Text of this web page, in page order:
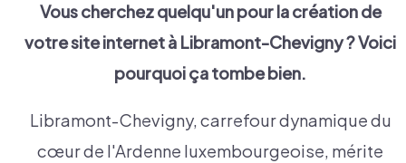
Vous cherchez quelqu'un pour la création de
votre site internet à Libramont-Chevigny? Voici
pourquoi ça tombe bien.
Libramont-Chevigny, carrefour dynamique du
cœur de l'Ardenne luxembourgeoise, mérite